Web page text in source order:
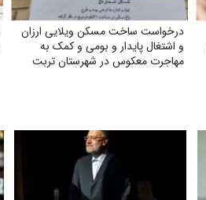
درخواست ساخت مسکن ویلایی ارزان
و اشتغال پایدار و بومی و کمک به
مهاجرت معکوس در شهرستان تربت